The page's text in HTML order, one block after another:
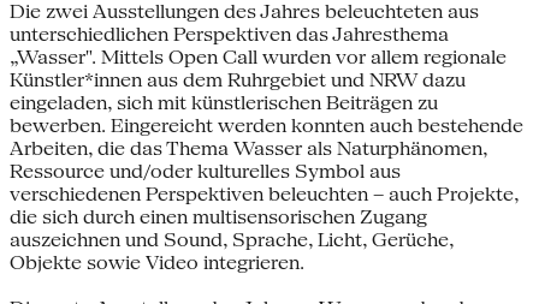
Die zwei Ausstellungen des Jahres beleuchteten aus
unterschiedlichen Perspektiven das Jahresthema
„Wasser". Mittels Open Call wurden vor allem regionale
Künstler*innen aus dem Ruhrgebiet und NRW dazu
eingeladen, sich mit künstlerischen Beiträgen zu
bewerben. Eingereicht werden konnten auch bestehende
Arbeiten, die das Thema Wasser als Naturphänomen,
Ressource und/oder kulturelles Symbol aus
verschiedenen Perspektiven beleuchten – auch Projekte,
die sich durch einen multisensorischen Zugang
auszeichnen und Sound, Sprache, Licht, Gerüche,
Objekte sowie Video integrieren.